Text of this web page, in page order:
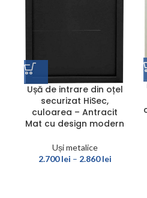
Ușă de intrare din oțel
securizat HiSec,
culoarea – Antracit
Mat cu design modern
Uși metalice
2.700lei – 2.860lei